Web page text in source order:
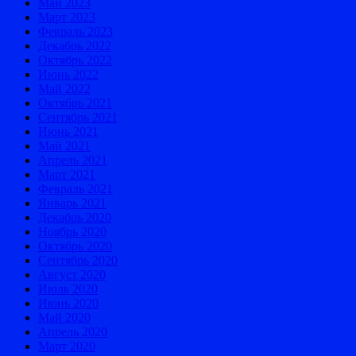
Март 2023
Февраль 2023
Декабрь 2022
Октябрь 2022
Июнь 2022
Май 2022
Октябрь 2021
Сентябрь 2021
Июнь 2021
Май 2021
Апрель 2021
Март 2021
Февраль 2021
Январь 2021
Декабрь 2020
Ноябрь 2020
Октябрь 2020
Сентябрь 2020
Август 2020
Июль 2020
Июнь 2020
Май 2020
Апрель 2020
Март 2020